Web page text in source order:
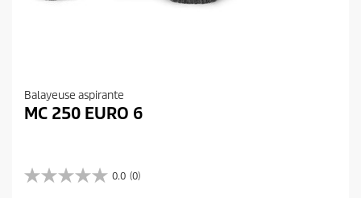
Balayeuse aspirante
MC 250 EURO 6
0.0 (0)
0